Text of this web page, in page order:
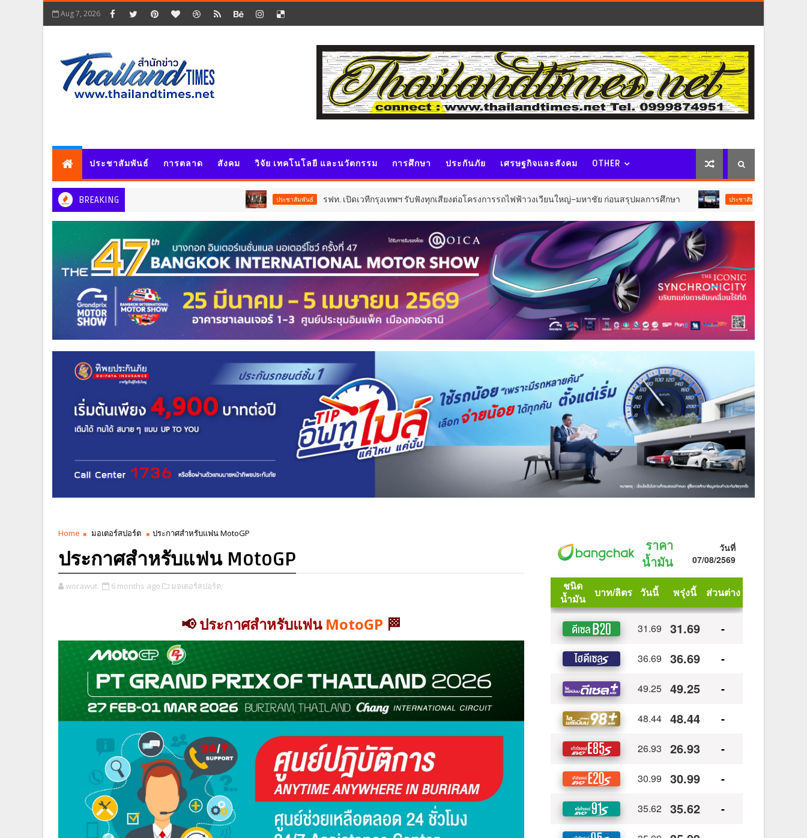
Aug 7, 2026
ประชาสัมพันธ์ การตลาด สังคม วิจัย เทคโนโลยี และนวัตกรรม การศึกษา ประกันภัย เศรษฐกิจและสังคม OTHER
BREAKING ประชาสัมพันธ์ รฟท. เปิดเวทีกรุงเทพฯ รับฟังทุกเสียงต่อโครงการรถไฟฟ้าวงเวียนใหญ่–มหาชัย ก่อนสรุปผลการศึกษา ประชาสัมพันธ์ AppTech”​ ยกกำลั
Home มอเตอร์สปอร์ต ประกาศสำหรับแฟน MotoGP
ประกาศสำหรับแฟน MotoGP
worawut 6 months ago มอเตอร์สปอร์ต,
📢ประกาศสำหรับแฟน MotoGP 🏁